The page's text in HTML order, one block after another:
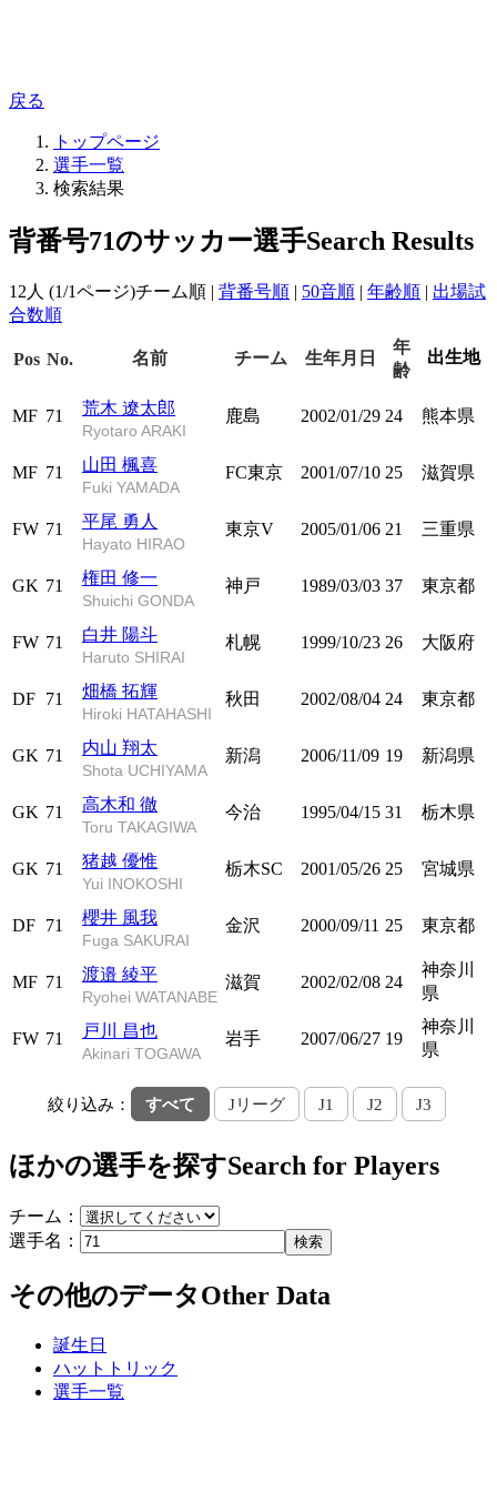
戻る
トップページ
選手一覧
検索結果
背番号71のサッカー選手Search Results
12人 (1/1ページ)チーム順 | 背番号順 | 50音順 | 年齢順 | 出場試
合数順
Pos No. 名前 チーム 生年月日
年
齢
出生地
MF 71 荒木 遼太郎
Ryotaro ARAKI
鹿島 2002/01/29 24 熊本県
MF 71 山田 楓喜
Fuki YAMADA
FC東京 2001/07/10 25 滋賀県
FW 71 平尾 勇人
Hayato HIRAO
東京V 2005/01/06 21 三重県
GK 71 権田 修一
Shuichi GONDA
神戸 1989/03/03 37 東京都
FW 71 白井 陽斗
Haruto SHIRAI
札幌 1999/10/23 26 大阪府
DF 71 畑橋 拓輝
Hiroki HATAHASHI
秋田 2002/08/04 24 東京都
GK 71 内山 翔太
Shota UCHIYAMA
新潟 2006/11/09 19 新潟県
GK 71 高木和 徹
Toru TAKAGIWA
今治 1995/04/15 31 栃木県
GK 71 猪越 優惟
Yui INOKOSHI
栃木SC 2001/05/26 25 宮城県
DF 71 櫻井 風我
Fuga SAKURAI
金沢 2000/09/11 25 東京都
MF 71 渡邉 綾平
Ryohei WATANABE
滋賀 2002/02/08 24
神奈川
県
FW 71 戸川 昌也
Akinari TOGAWA
岩手 2007/06/27 19
神奈川
県
絞り込み： すべて Jリーグ J1 J2 J3
ほかの選手を探すSearch for Players
チーム：
選手名：
検索
その他のデータOther Data
誕生日
ハットトリック
選手一覧